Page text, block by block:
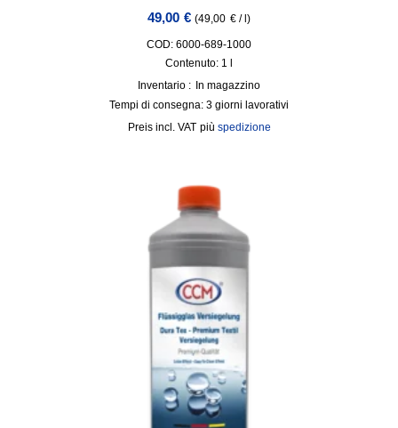
49,00 € (49,00 € / )
COD: 6000-689-1000
Contenuto: 1 l
Inventario : In magazzino
Tempi di consegna: 3 giorni lavorativi
incl. VAT più spedizione